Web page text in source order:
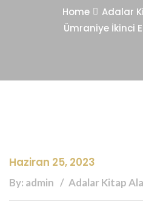
Home
Adalar
Ümraniye İkinci
Haziran 25, 2023
By: admin Adalar Kitap